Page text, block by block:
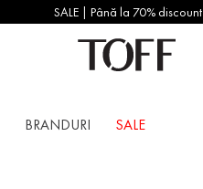
SALE | Până la 70% discount
BRANDURI SALE